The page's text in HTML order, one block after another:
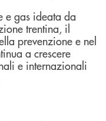
e gas ideata da
trentina, il
prevenzione e nel
a crescere
e internazionali